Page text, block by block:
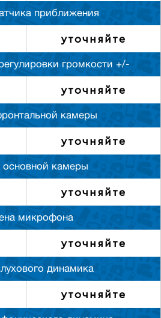
приближения
уточняйте
громкости +/-
уточняйте
камеры
уточняйте
основной камеры
уточняйте
микрофона
уточняйте
динамика
уточняйте